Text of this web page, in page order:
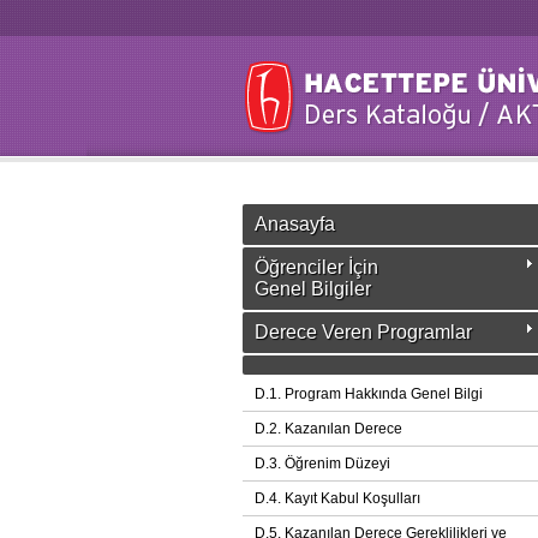
Anasayfa
Öğrenciler İçin
Genel Bilgiler
Derece Veren Programlar
D.1. Program Hakkında Genel Bilgi
D.2. Kazanılan Derece
D.3. Öğrenim Düzeyi
D.4. Kayıt Kabul Koşulları
D.5. Kazanılan Derece Gereklilikleri ve